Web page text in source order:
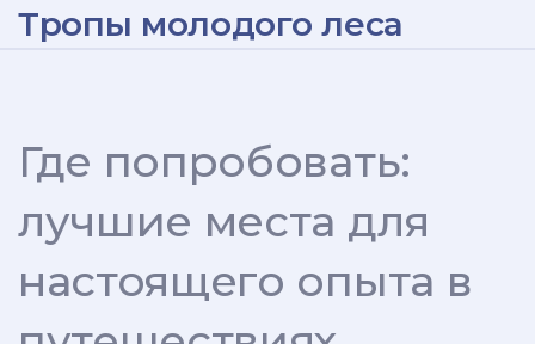
Тропы молодого леса
Где попробовать:
лучшие места для
настоящего опыта в